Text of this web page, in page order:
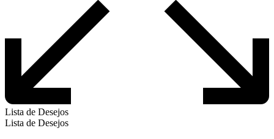
Lista de Desejos
Lista de Desejos